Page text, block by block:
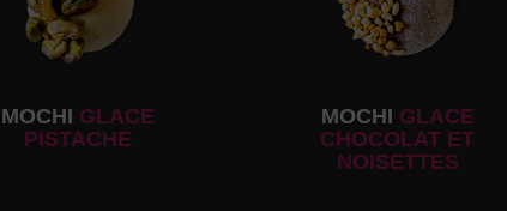
MOCHI GLACE
PISTACHE
MOCHI GLACE
CHOCOLAT ET
NOISETTES